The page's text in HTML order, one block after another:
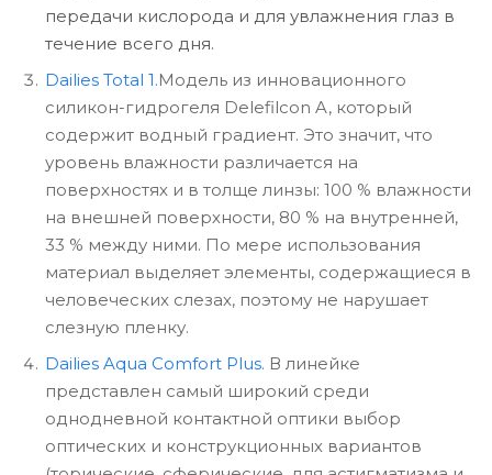
передачи кислорода и для увлажнения глаз в
течение всего дня.
Dailies Total 1.Модель из инновационного
силикон-гидрогеля Delefilcon A, который
содержит водный градиент. Это значит, что
уровень влажности различается на
поверхностях и в толще линзы: 100 % влажности
на внешней поверхности, 80 % на внутренней,
33 % между ними. По мере использования
материал выделяет элементы, содержащиеся в
человеческих слезах, поэтому не нарушает
слезную пленку.
Dailies Aqua Comfort Plus. В линейке
представлен самый широкий среди
однодневной контактной оптики выбор
оптических и конструкционных вариантов